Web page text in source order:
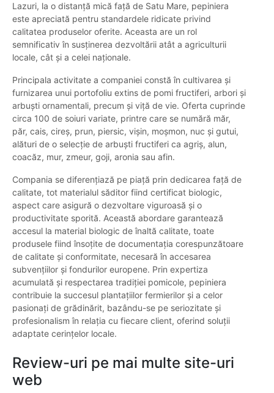
Lazuri, la o distanță mică față de Satu Mare, pepiniera
este apreciată pentru standardele ridicate privind
calitatea produselor oferite. Aceasta are un rol
semnificativ în susținerea dezvoltării atât a agriculturii
locale, cât și a celei naționale.
Principala activitate a companiei constă în cultivarea și
furnizarea unui portofoliu extins de pomi fructiferi, arbori și
arbuști ornamentali, precum și viță de vie. Oferta cuprinde
circa 100 de soiuri variate, printre care se numără măr,
păr, cais, cireș, prun, piersic, vișin, moșmon, nuc și gutui,
alături de o selecție de arbuști fructiferi ca agriș, alun,
coacăz, mur, zmeur, goji, aronia sau afin.
Compania se diferențiază pe piață prin dedicarea față de
calitate, tot materialul săditor fiind certificat biologic,
aspect care asigură o dezvoltare viguroasă și o
productivitate sporită. Această abordare garantează
accesul la material biologic de înaltă calitate, toate
produsele fiind însoțite de documentația corespunzătoare
de calitate și conformitate, necesară în accesarea
subvențiilor și fondurilor europene. Prin expertiza
acumulată și respectarea tradiției pomicole, pepiniera
contribuie la succesul plantațiilor fermierilor și a celor
pasionați de grădinărit, bazându-se pe seriozitate și
profesionalism în relația cu fiecare client, oferind soluții
adaptate cerințelor locale.
Review-uri pe mai multe site-uri
web